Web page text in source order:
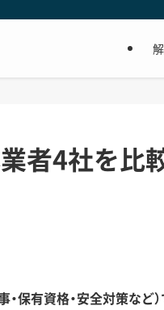
者4社を比
保有資格・安全対策など